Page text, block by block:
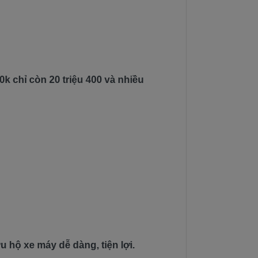
chỉ còn 20 triệu 400 và nhiều
hộ xe máy dễ dàng, tiện lợi.